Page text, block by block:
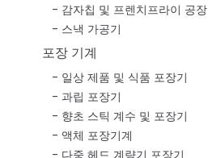
감자칩 및 프렌치프라이 공장
스낵 가공기
포장 기계
일상 제품 및 식품 포장기
과립 포장기
향초 스틱 계수 및 포장기
액체 포장기계
다중 헤드 계량기 포장기